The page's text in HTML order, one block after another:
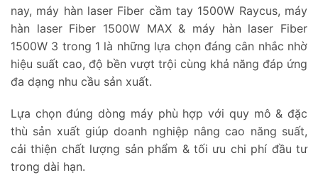
nay, máy hàn laser Fiber cầm tay 1500W Raycus, máy
hàn laser Fiber 1500W MAX & máy hàn laser Fiber
1500W 3 trong 1 là những lựa chọn đáng cân nhắc nhờ
hiệu suất cao, độ bền vượt trội cùng khả năng đáp ứng
đa dạng nhu cầu sản xuất.
Lựa chọn đúng dòng máy phù hợp với quy mô & đặc
thù sản xuất giúp doanh nghiệp nâng cao năng suất,
cải thiện chất lượng sản phẩm & tối ưu chi phí đầu tư
trong dài hạn.